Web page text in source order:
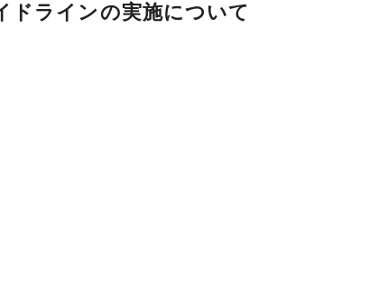
ドラインの実施について